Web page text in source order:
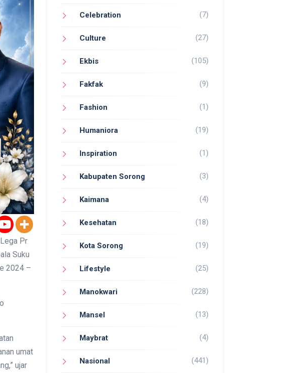
Pr
Suku
2024 –
umat
ujar
Celebration (7)
Culture (27)
Ekbis (105)
Fakfak (9)
Fashion (1)
Humaniora (19)
Inspiration (1)
Kabupaten Sorong (3)
Kaimana (4)
Kesehatan (18)
Kota Sorong (19)
Lifestyle (25)
Manokwari (228)
Mansel (13)
Maybrat (4)
Nasional (441)